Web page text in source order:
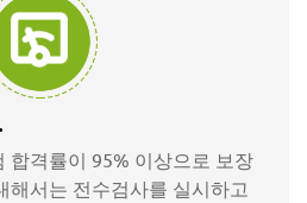
합격률이 95% 이상으로 보장
해서는 전수검사를 실시하고